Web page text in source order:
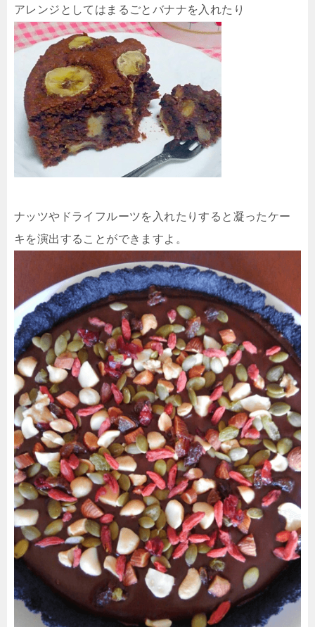
アレンジとしてはまるごとバナナを入れたり
ナッツやドライフルーツを入れたりすると凝ったケー
キを演出することができますよ。